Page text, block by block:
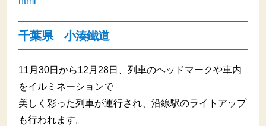
千葉県 小湊鐵道
11月30日から12月28日、列車のヘッドマークや車内
をイルミネーションで
美しく彩った列車が運行され、沿線駅のライトアップ
も行われます。